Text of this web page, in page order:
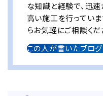
な知識と経験で、迅
高い施工を行ってい
らお気軽にご相談くだ
この人が書いたブロ